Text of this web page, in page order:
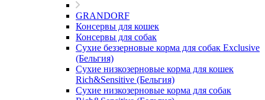
GRANDORF
Консервы для кошек
Консервы для собак
Сухие беззерновые корма для собак Exclusive
(Бельгия)
Сухие низкозерновые корма для кошек
Rich&Sensitive (Бельгия)
Сухие низкозерновые корма для собак